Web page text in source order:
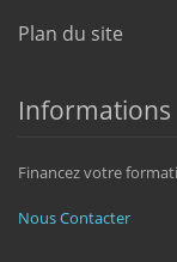
Plan du site
Informations
Financez votre
Nous Contacter